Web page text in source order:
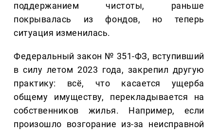
поддержанием чистоты, раньше
покрывалась из фондов, но теперь
ситуация изменилась.
Федеральный закон № 351-ФЗ, вступивший
в силу летом 2023 года, закрепил другую
практику: всё, что касается ущерба
общему имуществу, перекладывается на
собственников жилья. Например, если
произошло возгорание из-за неисправной